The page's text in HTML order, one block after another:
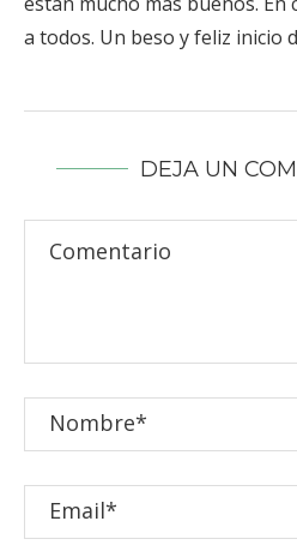
a todos. Un beso y feliz inicio
DEJA UN